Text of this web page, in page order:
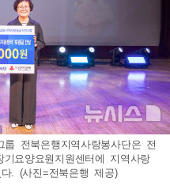
전북은행지역사랑봉사단은 전
요양요원지원센터에 지역사랑
. (사진=전북은행 제공)